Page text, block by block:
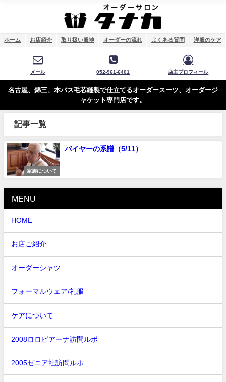
ホーム お店紹介 取り扱い服地 オーダーの流れ よくある質問 洋服のケア
メール 052-961-6401 店主プロフィール
名古屋、錦三、本バス毛芯縫製で仕立てるオーダースーツ、オーダージ
ャケット専門店です。
記事一覧
家族について
バイヤーの系譜（5/11）
MENU
HOME
お店ご紹介
オーダーシャツ
フォーマルウェア/礼服
ケアについて
2008ロロピアーナ訪問ルポ
2005ゼニア社訪問ルポ